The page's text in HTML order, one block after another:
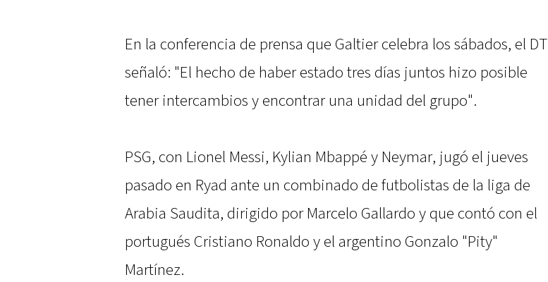
En la conferencia de prensa que Galtier celebra los sábados, el DT
señaló: "El hecho de haber estado tres días juntos hizo posible
tener intercambios y encontrar una unidad del grupo".
PSG, con Lionel Messi, Kylian Mbappé y Neymar, jugó el jueves
pasado en Ryad ante un combinado de futbolistas de la liga de
Arabia Saudita, dirigido por Marcelo Gallardo y que contó con el
portugués Cristiano Ronaldo y el argentino Gonzalo "Pity"
Martínez.